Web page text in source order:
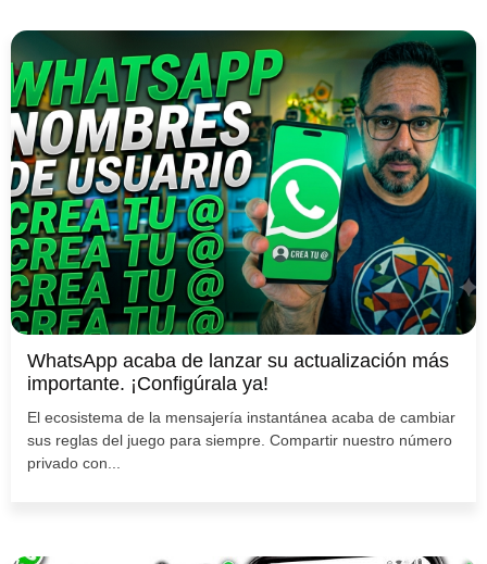
WhatsApp acaba de lanzar su actualización más
importante. ¡Configúrala ya!
El ecosistema de la mensajería instantánea acaba de cambiar
sus reglas del juego para siempre. Compartir nuestro número
privado con...